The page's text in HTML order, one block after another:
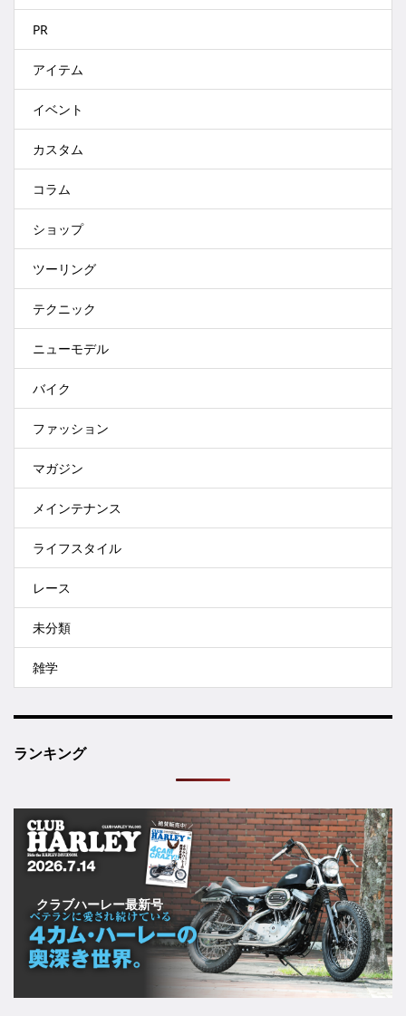
PR
アイテム
イベント
カスタム
コラム
ショップ
ツーリング
テクニック
ニューモデル
バイク
ファッション
マガジン
メインテナンス
ライフスタイル
レース
未分類
雑学
ランキング
クラブハーレー最新号